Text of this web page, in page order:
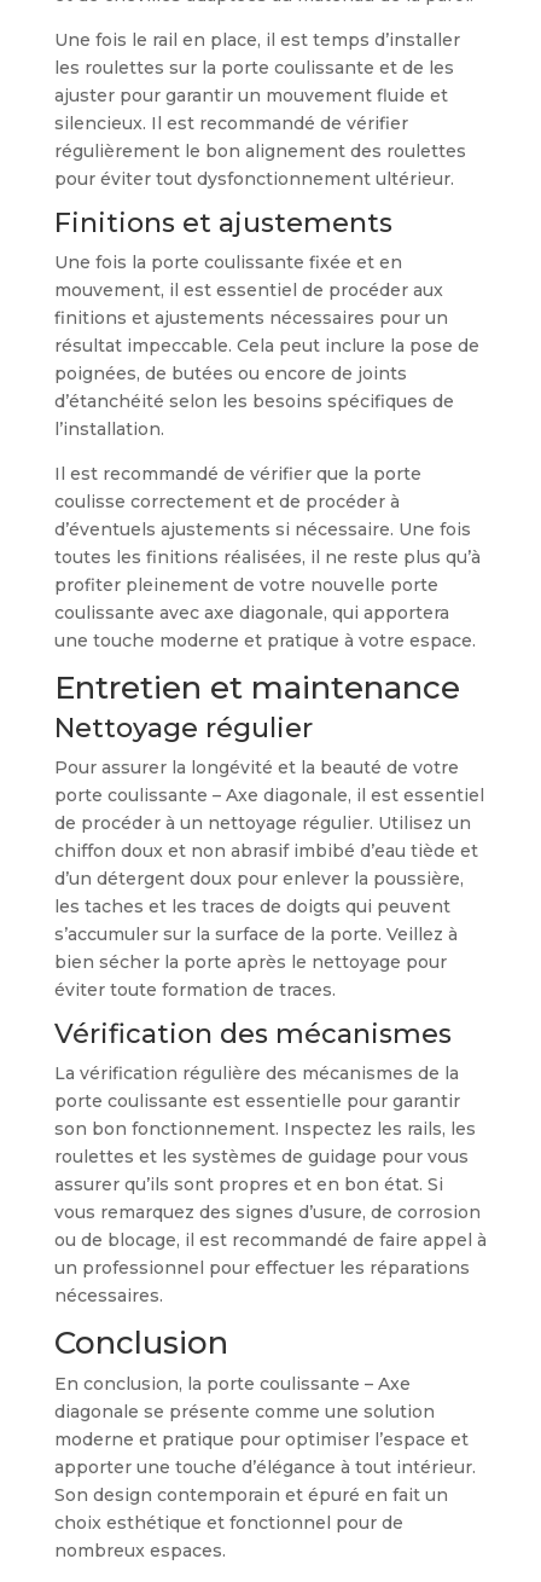
Une fois le rail en place, il est temps d’installer
les roulettes sur la porte coulissante et de les
ajuster pour garantir un mouvement fluide et
silencieux. Il est recommandé de vérifier
régulièrement le bon alignement des roulettes
pour éviter tout dysfonctionnement ultérieur.
Finitions et ajustements
Une fois la porte coulissante fixée et en
mouvement, il est essentiel de procéder aux
finitions et ajustements nécessaires pour un
résultat impeccable. Cela peut inclure la pose de
poignées, de butées ou encore de joints
d’étanchéité selon les besoins spécifiques de
l’installation.
Il est recommandé de vérifier que la porte
coulisse correctement et de procéder à
d’éventuels ajustements si nécessaire. Une fois
toutes les finitions réalisées, il ne reste plus qu’à
profiter pleinement de votre nouvelle porte
coulissante avec axe diagonale, qui apportera
une touche moderne et pratique à votre espace.
Entretien et maintenance
Nettoyage régulier
Pour assurer la longévité et la beauté de votre
porte coulissante – Axe diagonale, il est essentiel
de procéder à un nettoyage régulier. Utilisez un
chiffon doux et non abrasif imbibé d’eau tiède et
d’un détergent doux pour enlever la poussière,
les taches et les traces de doigts qui peuvent
s’accumuler sur la surface de la porte. Veillez à
bien sécher la porte après le nettoyage pour
éviter toute formation de traces.
Vérification des mécanismes
La vérification régulière des mécanismes de la
porte coulissante est essentielle pour garantir
son bon fonctionnement. Inspectez les rails, les
roulettes et les systèmes de guidage pour vous
assurer qu’ils sont propres et en bon état. Si
vous remarquez des signes d’usure, de corrosion
ou de blocage, il est recommandé de faire appel à
un professionnel pour effectuer les réparations
nécessaires.
Conclusion
En conclusion, la porte coulissante – Axe
diagonale se présente comme une solution
moderne et pratique pour optimiser l’espace et
apporter une touche d’élégance à tout intérieur.
Son design contemporain et épuré en fait un
choix esthétique et fonctionnel pour de
nombreux espaces.